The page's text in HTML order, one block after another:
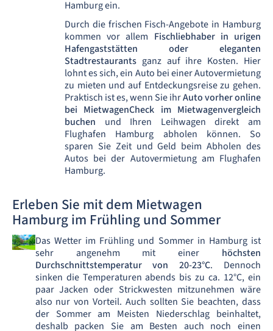
Hamburg ein.
Durch die frischen Fisch-Angebote in Hamburg
kommen vor allem Fischliebhaber in urigen
Hafengaststätten oder eleganten
Stadtrestaurants ganz auf ihre Kosten. Hier
lohnt es sich, ein Auto bei einer Autovermietung
zu mieten und auf Entdeckungsreise zu gehen.
Praktisch ist es, wenn Sie ihrAuto vorher online
bei MietwagenCheck im Mietwagenvergleich
buchen und Ihren Leihwagen direkt am
Flughafen Hamburg abholen können. So
sparen Sie Zeit und Geld beim Abholen des
Autos bei der Autovermietung am Flughafen
Hamburg.
Erleben Sie mit dem Mietwagen
Hamburg im Frühling und Sommer
Das Wetter im Frühling und Sommer in Hamburg ist
sehr angenehm mit einer höchsten
Durchschnittstemperatur von 20-23°C. Dennoch
sinken die Temperaturen abends bis zu ca. 12°C, ein
paar Jacken oder Strickwesten mitzunehmen wäre
also nur von Vorteil. Auch sollten Sie beachten, dass
der Sommer am Meisten Niederschlag beinhaltet,
deshalb packen Sie am Besten auch noch einen